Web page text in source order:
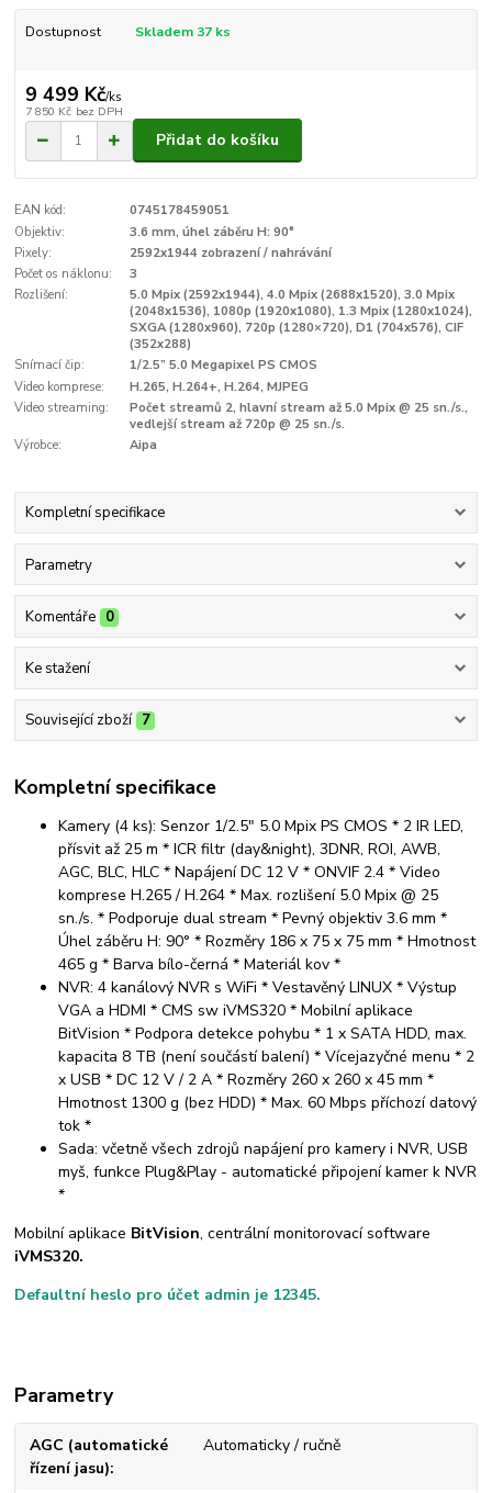
Dostupnost Skladem 37 ks
9 499 Kč/ks
7 850 Kč bez DPH
Přidat do košíku
EAN kód:
0745178459051
Objektiv:
3.6 mm, úhel záběru H: 90°
Pixely:
2592x1944 zobrazení / nahrávání
Počet os náklonu:
3
Rozlišení:
5.0 Mpix (2592x1944), 4.0 Mpix (2688x1520), 3.0 Mpix
(2048x1536), 1080p (1920x1080), 1.3 Mpix (1280x1024),
SXGA (1280x960), 720p (1280×720), D1 (704x576), CIF
(352x288)
Snímací čip:
1/2.5” 5.0 Megapixel PS CMOS
Video komprese:
H.265, H.264+, H.264, MJPEG
Video streaming:
Počet streamů 2, hlavní stream až 5.0 Mpix @ 25 sn./s.,
vedlejší stream až 720p @ 25 sn./s.
Výrobce:
Aipa
Kompletní specifikace
Parametry
Komentáře 0
Ke stažení
Související zboží 7
Kompletní specifikace
Kamery (4 ks): Senzor 1/2.5" 5.0 Mpix PS CMOS * 2 IR LED,
přísvit až 25 m * ICR filtr (day&night), 3DNR, ROI, AWB,
AGC, BLC, HLC * Napájení DC 12 V * ONVIF 2.4 * Video
komprese H.265 / H.264 * Max. rozlišení 5.0 Mpix @ 25
sn./s. * Podporuje dual stream * Pevný objektiv 3.6 mm *
Úhel záběru H: 90° * Rozměry 186 x 75 x 75 mm * Hmotnost
465 g * Barva bílo-černá * Materiál kov *
NVR: 4 kanálový NVR s WiFi * Vestavěný LINUX * Výstup
VGA a HDMI * CMS sw iVMS320 * Mobilní aplikace
BitVision * Podpora detekce pohybu * 1 x SATA HDD, max.
kapacita 8 TB (není součástí balení) * Vícejazyčné menu * 2
x USB * DC 12 V / 2 A * Rozměry 260 x 260 x 45 mm *
Hmotnost 1300 g (bez HDD) * Max. 60 Mbps příchozí datový
tok *
Sada: včetně všech zdrojů napájení pro kamery i NVR, USB
myš, funkce Plug&Play - automatické připojení kamer k NVR
*
Mobilní aplikace BitVision, centrální monitorovací software
iVMS320.
Defaultní heslo pro účet admin je 12345.
Parametry
AGC (automatické
řízení jasu)
Automaticky / ručně